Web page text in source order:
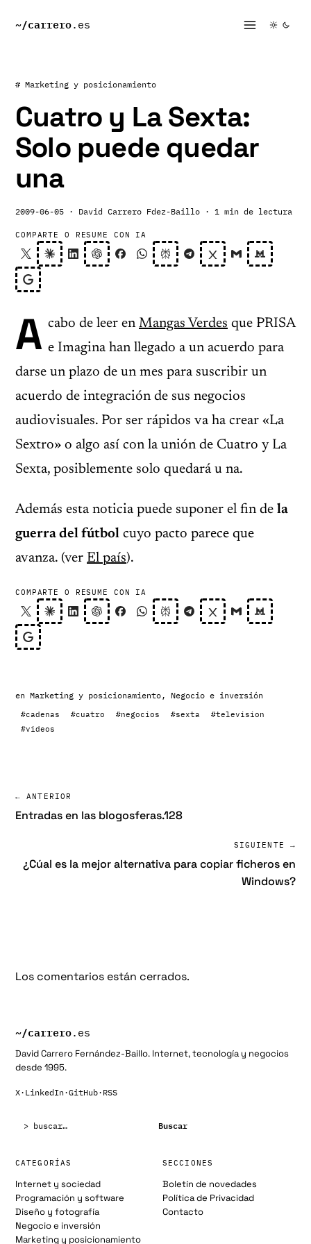
~/carrero.es
# Marketing y posicionamiento
Cuatro y La Sexta:
Solo puede quedar
una
2009-06-05 · David Carrero Fdez-Baillo · 1 min de lectura
COMPARTE O RESUME CON IA
A cabo de leer en Mangas Verdes que PRISA
e Imagina han llegado a un acuerdo para
darse un plazo de un mes para suscribir un
acuerdo de integración de sus negocios
audiovisuales. Por ser rápidos va ha crear «La
Sextro» o algo así con la unión de Cuatro y La
Sexta, posiblemente solo quedará u na.
Además esta noticia puede suponer el fin de la
guerra del fútbol cuyo pacto parece que
avanza. (ver El país).
COMPARTE O RESUME CON IA
en Marketing y posicionamiento, Negocio e inversión
#cadenas #cuatro #negocios #sexta
#television
#videos
← ANTERIOR
Entradas en las blogosferas.128
SIGUIENTE →
¿Cúal es la mejor alternativa para copiar ficheros en
Windows?
Los comentarios están cerrados.
~/carrero.es
David Carrero Fernández-Baillo. Internet, tecnología y negocios
desde 1995.
X· LinkedIn·GitHub· RSS
Buscar
CATEGORÍAS
Internet y sociedad
Programación y software
Diseño y fotografía
Negocio e inversión
Marketing y posicionamiento
SECCIONES
Boletín de novedades
Política de Privacidad
Contacto